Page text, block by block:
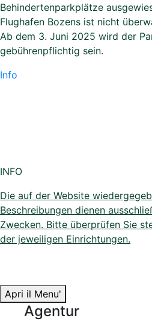
Behindertenparkplätze
Flughafen Bozens ist nicht
Ab dem 3. Juni 2025 wird der
gebührenpflichtig sein.
Info
INFO
Die auf der Website
Beschreibungen dienen
Zwecken. Bitte überprüfen Sie
der jeweiligen Einrichtungen.
Apri il Menu'
Agentur